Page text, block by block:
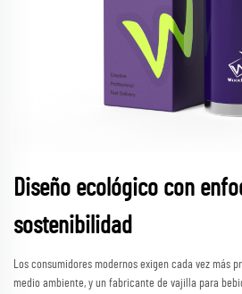
Diseño ecológico con
sostenibilidad
Los consumidores modernos exigen cada vez más
medio ambiente, y un fabricante de vajilla para